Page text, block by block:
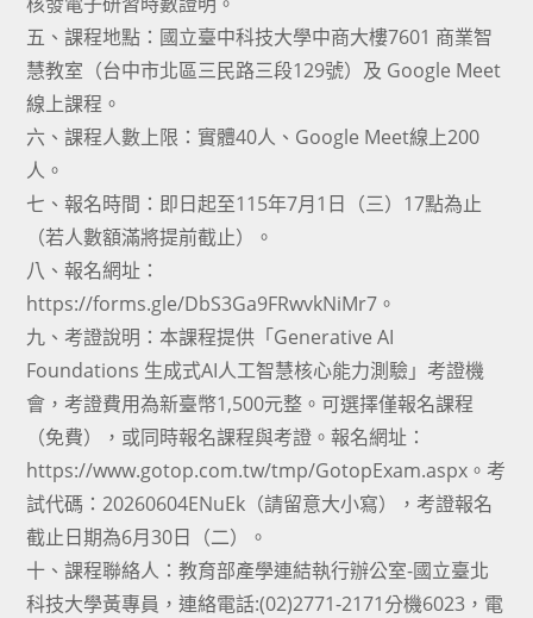
五、課程地點：國立臺中科技大學中商大樓7601 商業智
慧教室（台中市北區三民路三段129號）及 Google Meet
線上課程。
六、課程人數上限：實體40人、Google Meet線上200
人。
七、報名時間：即日起至115年7月1日（三）17點為止
（若人數額滿將提前截止）。
八、報名網址：
https://forms.gle/DbS3Ga9FRwvkNiMr7。
九、考證說明：本課程提供「Generative AI
Foundations 生成式AI人工智慧核心能力測驗」考證機
會，考證費用為新臺幣1,500元整。可選擇僅報名課程
（免費），或同時報名課程與考證。報名網址：
https://www.gotop.com.tw/tmp/GotopExam.aspx。考
試代碼：20260604ENuEk（請留意大小寫），考證報名
截止日期為6月30日（二）。
十、課程聯絡人：教育部產學連結執行辦公室-國立臺北
科技大學黃專員，連絡電話:(02)2771-2171分機6023，電